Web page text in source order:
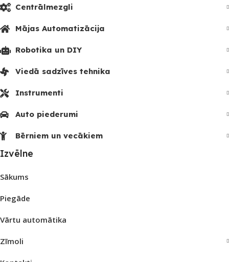
Centrālmezgli
Mājas Automatizācija
Robotika un DIY
Viedā sadzīves tehnika
Instrumenti
Auto piederumi
Bērniem un vecākiem
Izvēlne
Sākums
Piegāde
Vārtu automātika
Zīmoli